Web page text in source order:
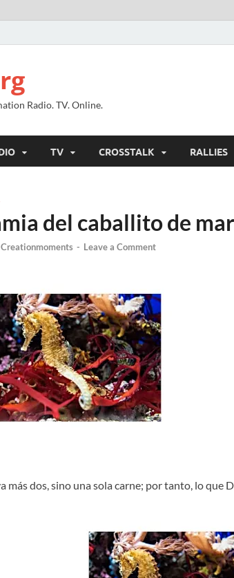
Radio. TV. Online.
TV CROSSTALK RALLIES
del caballito de
Creationmoments - Leave a Comment
más dos, sino una sola carne; por tanto, lo que